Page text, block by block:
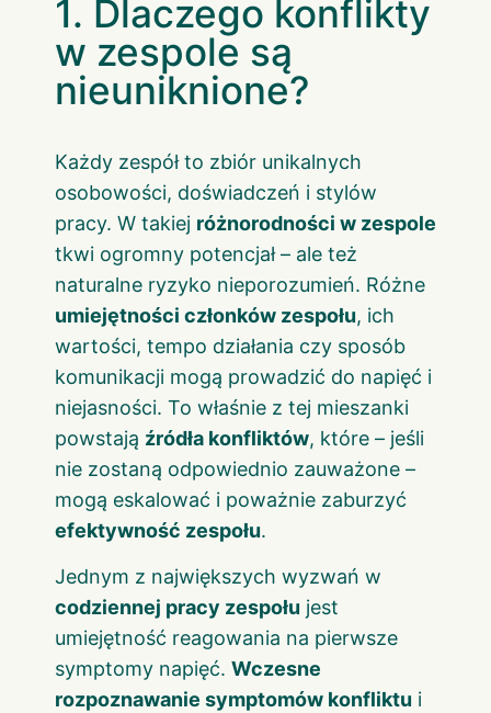
1. Dlaczego konflikty
w zespole są
nieuniknione?
Każdy zespół to zbiór unikalnych
osobowości, doświadczeń i stylów
pracy. W takiej różnorodności w zespole
tkwi ogromny potencjał – ale też
naturalne ryzyko nieporozumień. Różne
umiejętności członków zespołu, ich
wartości, tempo działania czy sposób
komunikacji mogą prowadzić do napięć i
niejasności. To właśnie z tej mieszanki
powstają źródła konfliktów, które – jeśli
nie zostaną odpowiednio zauważone –
mogą eskalować i poważnie zaburzyć
efektywność zespołu.
Jednym z największych wyzwań w
codziennej pracy zespołu jest
umiejętność reagowania na pierwsze
symptomy napięć. Wczesne
rozpoznawanie symptomów konfliktu i